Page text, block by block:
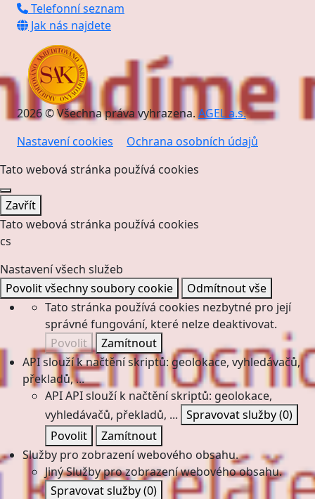
Telefonní seznam
Jak nás najdete
2026 © Všechna práva vyhrazena. AGEL a.s.
Nastavení cookies
Ochrana osobních údajů
Tato webová stránka používá cookies
Zavřít
Tato webová stránka používá cookies
cs
Nastavení všech služeb
Povolit všechny soubory cookie
Odmítnout vše
Tato stránka používá cookies nezbytné pro její
správné fungování, které nelze deaktivovat.
Povolit
Zamítnout
API slouží k načtění skriptů: geolokace, vyhledávačů,
překladů, ...
APIAPI slouží k načtění skriptů: geolokace,
vyhledávačů, překladů, ... Spravovat služby(0)
Povolit
Zamítnout
Služby pro zobrazení webového obsahu.
JinýSlužby pro zobrazení webového obsahu.
Spravovat služby(0)